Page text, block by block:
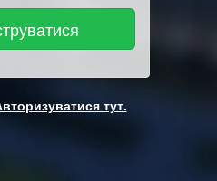
тут.